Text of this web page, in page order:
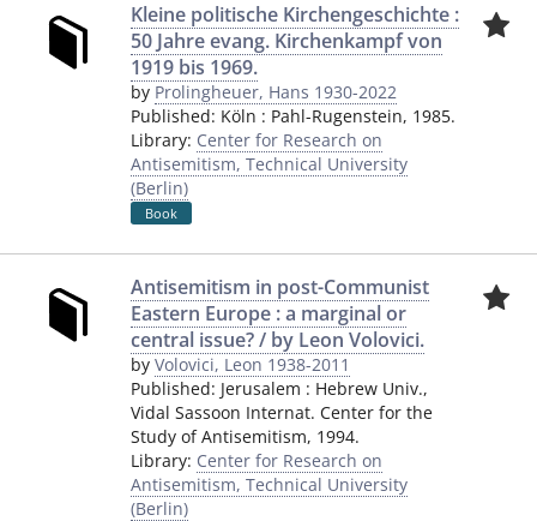
Kleine politische Kirchengeschichte :
50 Jahre evang. Kirchenkampf von
1919 bis 1969.
by Prolingheuer, Hans 1930-2022
Published: Köln : Pahl-Rugenstein, 1985.
Library: Center for Research on
Antisemitism, Technical University
(Berlin)
Book
Antisemitism in post-Communist
Eastern Europe : a marginal or
central issue? / by Leon Volovici.
by Volovici, Leon 1938-2011
Published: Jerusalem : Hebrew Univ.,
Vidal Sassoon Internat. Center for the
Study of Antisemitism, 1994.
Library: Center for Research on
Antisemitism, Technical University
(Berlin)